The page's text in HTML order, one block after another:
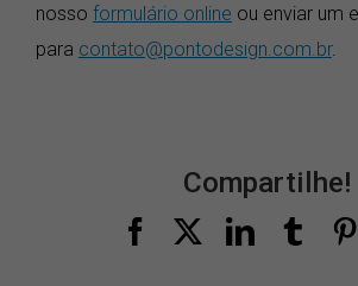
nosso formulário online ou enviar um
para contato@pontodesign.com.br.
Compartilhe!
FacebookLinkedIn